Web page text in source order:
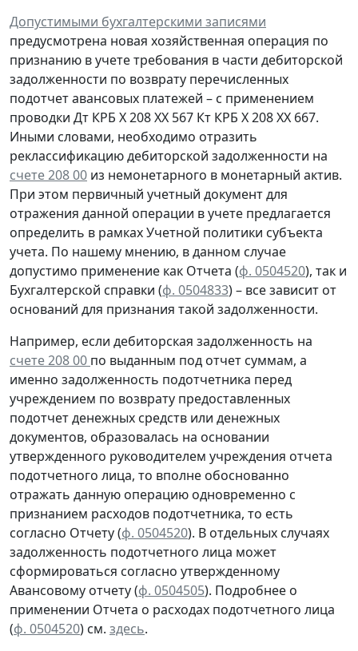
Допустимыми бухгалтерскими записями
предусмотрена новая хозяйственная операция по
признанию в учететребования в части дебиторской
задолженности по возврату перечисленных
подотчет авансовых платежей – с применением
проводки Дт КРБ Х 208 ХХ 567 Кт КРБ Х 208 ХХ 667.
Иными словами, необходимо отразить
реклассификацию дебиторской задолженности на
счете 208 00 из немонетарного в монетарный актив.
При этом первичный учетный документ для
отражения данной операции в учете предлагается
определить в рамках Учетной политики субъекта
учета. По нашему мнению, в данном случае
допустимо применение как Отчета (ф. 0504520), так и
Бухгалтерской справки (ф. 0504833) – все зависит от
оснований для признания такой задолженности.
Например, если дебиторская задолженность на
счете 208 00 по выданным под отчет суммам, а
именно задолженность подотчетника перед
учреждением по возврату предоставленных
подотчет денежных средств или денежных
документов, образовалась на основании
утвержденного руководителем учреждения отчета
подотчетного лица, то вполне обоснованно
отражать данную операцию одновременно с
признанием расходов подотчетника, то есть
согласно Отчету (ф. 0504520). В отдельных случаях
задолженность подотчетного лица может
сформироваться согласно утвержденному
Авансовому отчету(ф. 0504505). Подробнее о
применении Отчета о расходах подотчетного лица
(ф. 0504520) см. здесь.